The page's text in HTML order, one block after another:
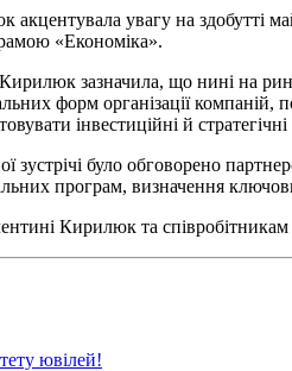
увагу на здобутті
«Економіка».
зазначила, що нині на
форм організації компаній,
інвестиційні й
зустрічі було обговорено
програм, визначення
Кирилюк та співробітникам
ювілей!